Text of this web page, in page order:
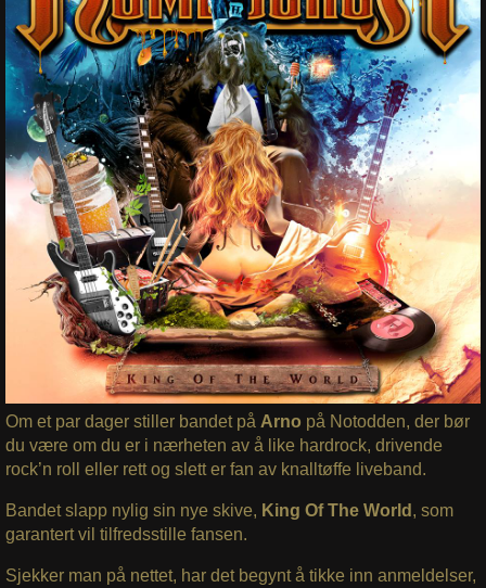
Om et par dager stiller bandet på Arno på Notodden, der bør
du være om du er i nærheten av å like hardrock, drivende
rock’n roll eller rett og slett er fan av knalltøffe liveband.
Bandet slapp nylig sin nye skive, King Of The World , som
garantert vil tilfredsstille fansen.
Sjekker man på nettet, har det begynt å tikke inn anmeldelser,